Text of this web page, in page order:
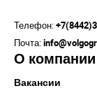
Телефон:
Почта:
О компании
Вакансии